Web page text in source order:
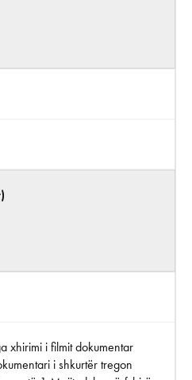
xhirimi i filmit dokumentar
i shkurtër tregon